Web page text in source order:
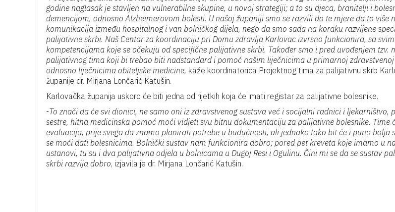
godine naglasak je stavljen na vulnerabilne skupine, u novoj strategiji; a to su djeca, branitelji i
demencijom, odnosno Alzheimerovom bolesti. U našoj županiji smo se razvili do te mjere da to više
komunikacija između hospitalnog i van bolničkog dijela, nego da smo sada na koraku razvijene
palijativne skrbi. Naš Centar za koordinaciju pri Domu zdravlja Karlovac izvrsno funkcionira, sa svim
kompetencijama koje se očekuju od specifične palijativne skrbi. Također smo i pred uvođenjem tzv.
palijativnog tima koji bi trebao biti nadstandard i pomoć našim liječnicima u primarnoj
odnosno liječnicima obiteljske medicine, kaže koordinatorica Projektnog tima za palijativnu skrb
županije dr. Mirjana Lončarić Katušin.
Karlovačka županija uskoro će biti jedna od rijetkih koja će imati registar za palijativne bolesnike.
-To znači da će svi dionici, ne samo oni iz zdravstvenog sustava već i socijalni radnici i ljekarništvo,
sestre, hitna medicinska pomoć moći vidjeti svu bitnu dokumentaciju za palijativne bolesnike. Time
evaluacija, prije svega da znamo planirati potrebe u budućnosti, ali jednako tako bit će i puno bolja
se moći dati bolesnicima. Bolnički sustav nam funkcionira dobro; pored pet kreveta koje imamo u
ustanovi, tu su i dva palijativna odjela u bolnicama u Dugoj Resi i Ogulinu. Čini mi se da se sustav
skrbi razvija dobro, izjavila je dr. Mirjana Lončarić Katušin.